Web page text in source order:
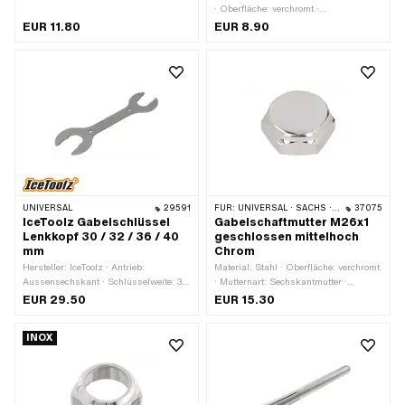
(umgangssprachlich bekannt als
EUR 11.80
· Oberfläche: verchromt ·
Anwendungsbereich: Standard ·
Aussensechskant · Nenndurchmesser
(Gewinde): 26 mm · Ø aussen: 28.6
mm · Höhe: 16.3 mm · Gewindetiefe: 8
mm · Schlüsselweite: 30 mm
EUR 8.90
UNIVERSAL 29591
IceToolz Gabelschlüssel
Lenkkopf 30 / 32 / 36 / 40
mm
Hersteller: IceToolz · Antrieb:
Aussensechskant · Schlüsselweite: 30
- 40 mm · Anwendungsbereich:
EUR 29.50
FÜR: UNIVERSAL · SACHS · HERCULES 37075
Gabelschaftmutter M26x1
geschlossen mittelhoch
Chrom
Material: Stahl · Oberfläche: verchromt
· Mutternart: Sechskantmutter ·
Gewindeart: MF26x1 (Feingewinde) ·
· Ø aussen: 34 mm · Höhe: 13.2 mm ·
Gewindetiefe: 7.8 mm · Schlüsselweite:
EUR 15.30
INOX